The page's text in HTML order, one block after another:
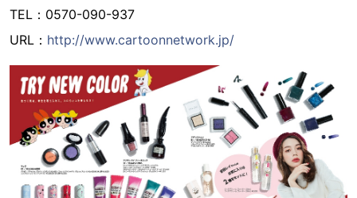
TEL：0570-090-937
URL： http://www.cartoonnetwork.jp/